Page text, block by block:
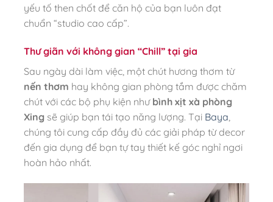
yếu tố then chốt để căn hộ của bạn luôn đạt
chuẩn “studio cao cấp”.
Thư giãn với không gian “Chill” tại gia
Sau ngày dài làm việc, một chút hương thơm từ
nến thơm hay không gian phòng tắm được chăm
chút với các bộ phụ kiện như bình xịt xà phòng
Xing sẽ giúp bạn tái tạo năng lượng. Tại Baya
chúng tôi cung cấp đầy đủ các giải pháp từ decor
đến gia dụng để bạn tự tay thiết kế góc nghỉ ngơi
hoàn hảo nhất.